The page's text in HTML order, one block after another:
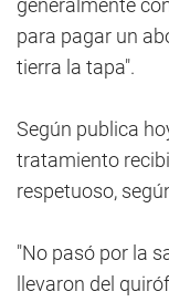
generalmente
para pagar un
tierra la tapa".
Según publica
tratamiento
respetuoso,
"No pasó por la
llevaron del